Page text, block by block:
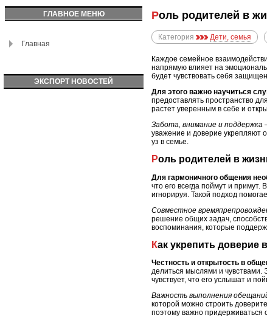
ГЛАВНОЕ МЕНЮ
Главная
ЭКСПОРТ НОВОСТЕЙ
Роль родителей в
Категория Дети, семья
Каждое семейное
напрямую влияет на
будет чувствовать себя
Для этого важно научиться
предоставлять пространство
растет уверенным в себе и
Забота, внимание и поддержка
уважение и доверие укрепляют
уз в семье.
Роль родителей в
Для гармоничного общения
что его всегда поймут и
игнорируя. Такой подход
Совместное
решение общих задач,
воспоминания, которые
Как укрепить доверие
Честность и открытость в
делиться мыслями и чувствами.
чувствует, что его услышат и
Важность выполнения
которой можно строить
поэтому важно придерживаться